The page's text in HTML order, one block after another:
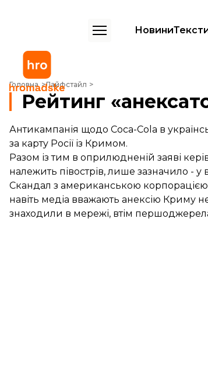
Новини
Головна Лайфстайл
Рейтинг «анексаторів» Криму
Рейтинг
Антикампанія щодо Coca-Cola в
за карту Росії із Кримом.
Разом із тим в оприлюдненій заяві
належить півострів, лише зазначило -
Скандал з американською корпорацією
навіть медіа вважають анексію Криму
знаходили в мережі, втім